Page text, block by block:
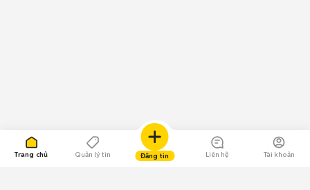
Trang chủ Quản lý tin Đăng tin Liên hệ Tài khoản